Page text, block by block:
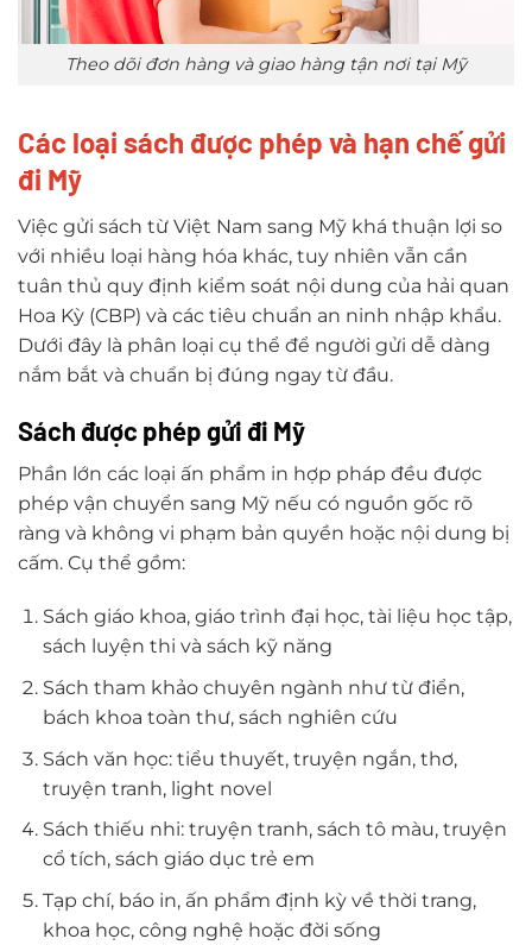
Theo dõi đơn hàng và giao hàng tận nơi tại Mỹ
Các loại sách được phép và hạn chế gửi
đi Mỹ
Việc gửi sách từ Việt Nam sang Mỹ khá thuận lợi so
với nhiều loại hàng hóa khác, tuy nhiên vẫn cần
tuân thủ quy định kiểm soát nội dung của hải quan
Hoa Kỳ (CBP) và các tiêu chuẩn an ninh nhập khẩu.
Dưới đây là phân loại cụ thể để người gửi dễ dàng
nắm bắt và chuẩn bị đúng ngay từ đầu.
Sách được phép gửi đi Mỹ
Phần lớn các loại ấn phẩm in hợp pháp đều được
phép vận chuyển sang Mỹ nếu có nguồn gốc rõ
ràng và không vi phạm bản quyền hoặc nội dung bị
cấm. Cụ thể gồm:
Sách giáo khoa, giáo trình đại học, tài liệu học tập,
sách luyện thi và sách kỹ năng
Sách tham khảo chuyên ngành như từ điển,
bách khoa toàn thư, sách nghiên cứu
Sách văn học: tiểu thuyết, truyện ngắn, thơ,
truyện tranh, light novel
Sách thiếu nhi: truyện tranh, sách tô màu, truyện
cổ tích, sách giáo dục trẻ em
Tạp chí, báo in, ấn phẩm định kỳ về thời trang,
khoa học, công nghệ hoặc đời sống